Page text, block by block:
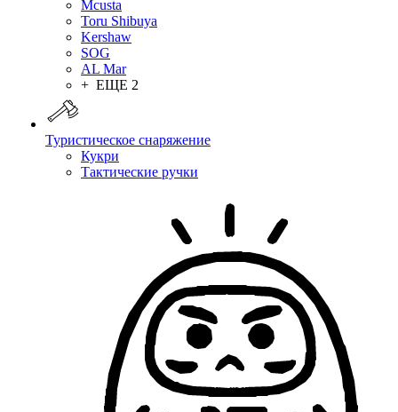
Mcusta
Toru Shibuya
Kershaw
SOG
AL Mar
+ ЕЩЕ 2
Туристическое снаряжение
Кукри
Тактические ручки